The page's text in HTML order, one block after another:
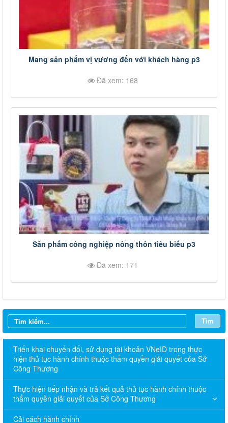
Mang sản phẩm vị vương đến với khách hàng p3
Đã xem: 168
Sản phẩm công nghiệp nông thôn tiêu biểu p3
Đã xem: 171
Tìm
Triển khai chuyển đổi, sử dụng tài khoản VNeID trong thực
hiện thủ tục hành chính thuộc thẩm quyền giải quyết của Sở
Công Thương
Thực hiện tiếp nhận và trả kết quả thủ tục hành chính thuộc
thẩm quyền giải quyết của Sở Công Thương
Cải cách hành chính